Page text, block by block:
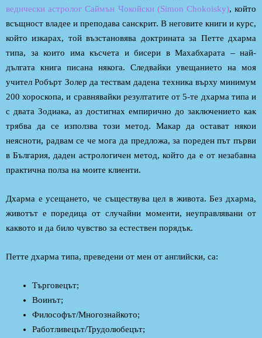
ведически астролог Саймън Чокойски (Simon Chokoisky), който
всъщност владее и преподава санскрит. В неговите книги и курс,
който изкарах, той възстановява доктрината за Петте дхарма
типа, за които има късчета и бисери в Махабхарата – най-
дългата книга писана някога. Следвайки увещанието на моя
учител Робърт Золер да тествам дадена техника върху минимум
200 хороскопа, и сравнявайки резултатите от 5-те дхарма типа и
с двата Зодиака, аз достигнах емпирично до заключението как
трябва да се използва този метод. Макар да остават някои
неясноти, радвам се че мога да предложа, за пореден път първи
в България, даден астрологичен метод, който да е от незабавна
практична полза на моите клиенти.
Дхарма е усещането, че съществува цел в живота. Без дхарма,
животът е поредица от случайни моменти, неуправлявани от
каквото и да било чувство за естествен порядък.
Петте дхарма типа, преведени от мен от английски, са:
Търговецът;
Воинът;
Философът/Многознайкото;
Работливецът/Трудолюбецът;